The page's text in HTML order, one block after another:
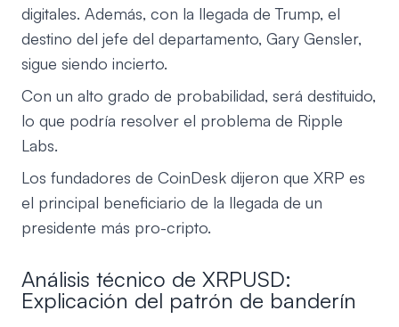
digitales. Además, con la llegada de Trump, el
destino del jefe del departamento, Gary Gensler,
sigue siendo incierto.
Con un alto grado de probabilidad, será destituido,
lo que podría resolver el problema de Ripple
Labs.
Los fundadores de CoinDesk dijeron que XRP es
el principal beneficiario de la llegada de un
presidente más pro-cripto.
Análisis técnico de XRPUSD:
Explicación del patrón de banderín